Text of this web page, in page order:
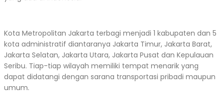
Kota Metropolitan Jakarta terbagi menjadi 1 kabupaten dan 5
kota administratif diantaranya Jakarta Timur, Jakarta Barat,
Jakarta Selatan, Jakarta Utara, Jakarta Pusat dan Kepulauan
Seribu. Tiap-tiap wilayah memiliki tempat menarik yang
dapat didatangi dengan sarana transportasi pribadi maupun
umum.